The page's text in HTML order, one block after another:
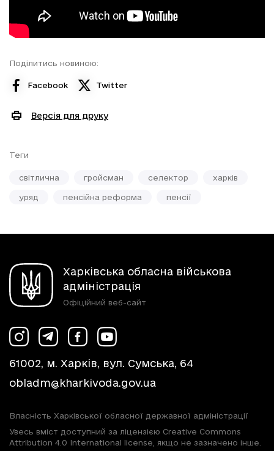
Поділитись новиною:
Facebook Twitter
Версія для друку
Теги
світлична гройсман селектор харків
уряд пенсійна реформа пенсії
Харківська обласна військова
адміністрація
Офіційний веб-сайт
61002, м. Харків, вул. Сумська, 64
obladm@kharkivoda.gov.ua
Власність Харківської обласної державної адміністрації
Увесь вміст доступний за ліцензією Creative Commons
Attribution 4.0 International license, якщо не зазначено інше.